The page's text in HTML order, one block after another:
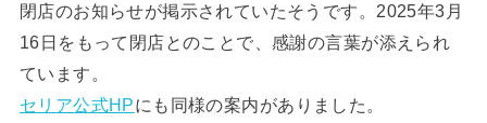
閉店のお知らせが掲示されていたそうです。2025年3月
16日をもって閉店とのことで、感謝の言葉が添えられ
ています。
セリア公式HPにも同様の案内がありました。